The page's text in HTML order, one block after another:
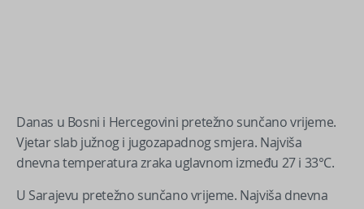
Danas u Bosni i Hercegovini pretežno sunčano vrijeme.
Vjetar slab južnog i jugozapadnog smjera. Najviša
dnevna temperatura zraka uglavnom između 27 i 33°C.
U Sarajevu pretežno sunčano vrijeme. Najviša dnevna